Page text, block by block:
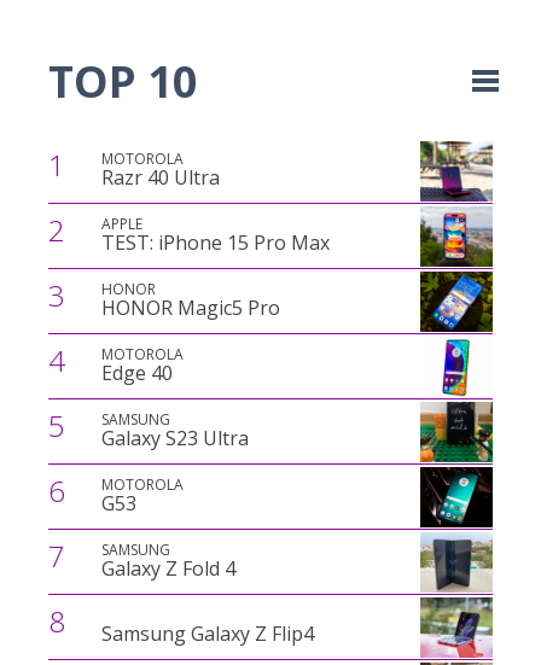
TOP 10
1 MOTOROLA
Razr 40 Ultra
2 APPLE
TEST: iPhone 15 Pro Max
3 HONOR
HONOR Magic5 Pro
4 MOTOROLA
Edge 40
5 SAMSUNG
Galaxy S23 Ultra
6 MOTOROLA
G53
7 SAMSUNG
Galaxy Z Fold 4
8 Samsung Galaxy Z Flip4